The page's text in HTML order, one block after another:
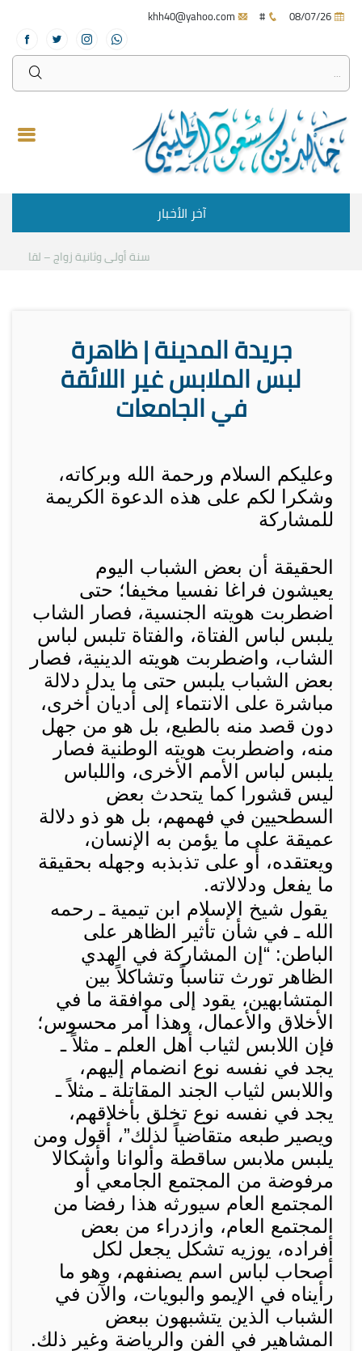
#
آخر الأخبار
سنة أولى وثانية زواج – لقاء مع
جريدة المدينة | ظاهرة
لبس الملابس غير اللائقة
في الجامعات
وعليكم السلام ورحمة الله وبركاته،
وشكرا لكم على هذه الدعوة الكريمة
للمشاركة
الحقيقة أن بعض الشباب اليوم
يعيشون فراغا نفسيا مخيفا؛ حتى
اضطربت هويته الجنسية، فصار الشاب
يلبس لباس الفتاة، والفتاة تلبس لباس
الشاب، واضطربت هويته الدينية، فصار
بعض الشباب يلبس حتى ما يدل دلالة
مباشرة على الانتماء إلى أديان أخرى،
دون قصد منه بالطبع، بل هو من جهل
منه، واضطربت هويته الوطنية فصار
يلبس لباس الأمم الأخرى، واللباس
ليس قشورا كما يتحدث بعض
السطحيين في فهمهم، بل هو ذو دلالة
عميقة على ما يؤمن به الإنسان،
ويعتقده، أو على تذبذبه وجهله بحقيقة
ما يفعل ودلالاته.
يقول شيخ الإسلام ابن تيمية ـ رحمه
الله ـ في شأن تأثير الظاهر على
الباطن: “إن المشاركة في الهدي
الظاهر تورث تناسباً وتشاكلاً بين
المتشابهين، يقود إلى موافقة ما في
الأخلاق والأعمال، وهذا أمر محسوس؛
فإن اللابس لثياب أهل العلم ـ مثلاً ـ
يجد في نفسه نوع انضمام إليهم،
واللابس لثياب الجند المقاتلة ـ مثلاً ـ
يجد في نفسه نوع تخلق بأخلاقهم،
ويصير طبعه متقاضياً لذلك”، أقول ومن
يلبس ملابس ساقطة وألوانا وأشكالا
مرفوضة من المجتمع الجامعي أو
المجتمع العام سيورثه هذا رفضا من
المجتمع العام، وازدراء من بعض
أفراده، يوزيه تشكل يجعل لكل
أصحاب لباس اسم يصنفهم، وهو ما
رأيناه في الإيمو والبويات، والآن في
الشباب الذين يتشبهون ببعض
المشاهير في الفن والرياضة وغير ذلك.